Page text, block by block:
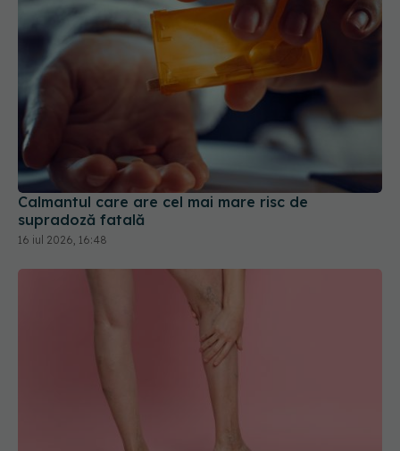
Calmantul care are cel mai mare risc de
supradoză fatală
16 iul 2026, 16:48
Varice tratate fără durere? O nouă tehnologie
este la un pas de aprobarea FDA